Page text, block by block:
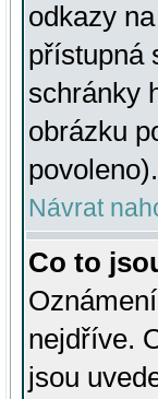
odkazy
přístupná
schránky
obrázku
povoleno).
Návrat
Co to
nejdříve.
jsou